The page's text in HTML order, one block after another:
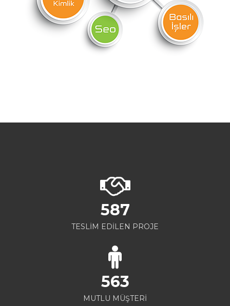
587
TESLİM EDİLEN PROJE
563
MUTLU MÜŞTERİ